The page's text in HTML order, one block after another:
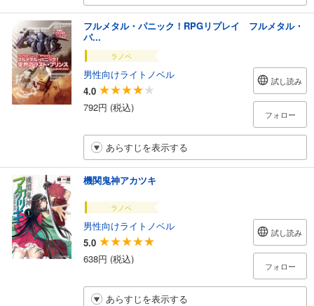
フルメタル・パニック！RPGリプレイ フルメタル・
パ...
ラノベ
男性向けライトノベル
4.0
792円 (税込)
試し読み
フォロー
あらすじを表示する
機関鬼神アカツキ
ラノベ
男性向けライトノベル
5.0
638円 (税込)
試し読み
フォロー
あらすじを表示する